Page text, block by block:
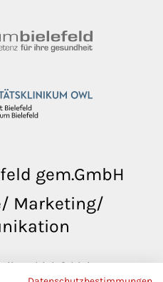
gem.GmbH
Marketing/